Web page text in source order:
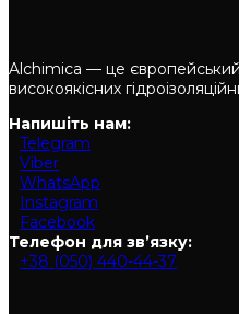
Alchimica — це європейський
високоякісних
Напишіть нам:
Telegram
Viber
WhatsApp
Instagram
Facebook
Телефон для зв’язку:
+38 (050) 440-44-37